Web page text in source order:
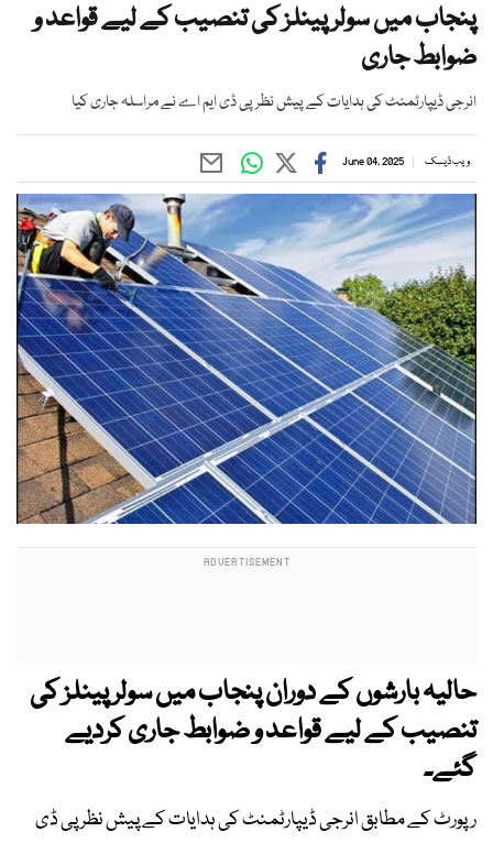
پنجاب میں سولر پینلز کی تنصیب کے لیے قواعد و
ضوابط جاری
انرجی ڈیپارٹمنٹ کی ہدایات کے پیش نظر پی ڈی ایم اے نے مراسلہ جاری کیا
ویب ڈیسک June 04, 2025
حالیہ بارشوں کے دوران پنجاب میں سولر پینلز کی
تنصیب کے لیے قواعد و ضوابط جاری کردیے
گئے۔
رپورٹ کے مطابق انرجی ڈیپارٹمنٹ کی ہدایات کے پیش نظر پی ڈی